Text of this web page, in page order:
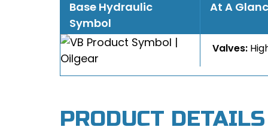
Base Hydraulic
Symbol
At A
Valves:
PRODUCT DETAILS